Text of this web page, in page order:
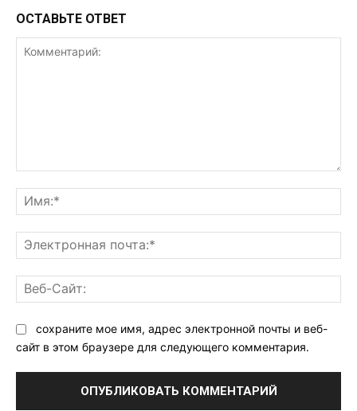
ОСТАВЬТЕ ОТВЕТ
сохраните мое имя, адрес электронной почты и веб-
сайт в этом браузере для следующего комментария.